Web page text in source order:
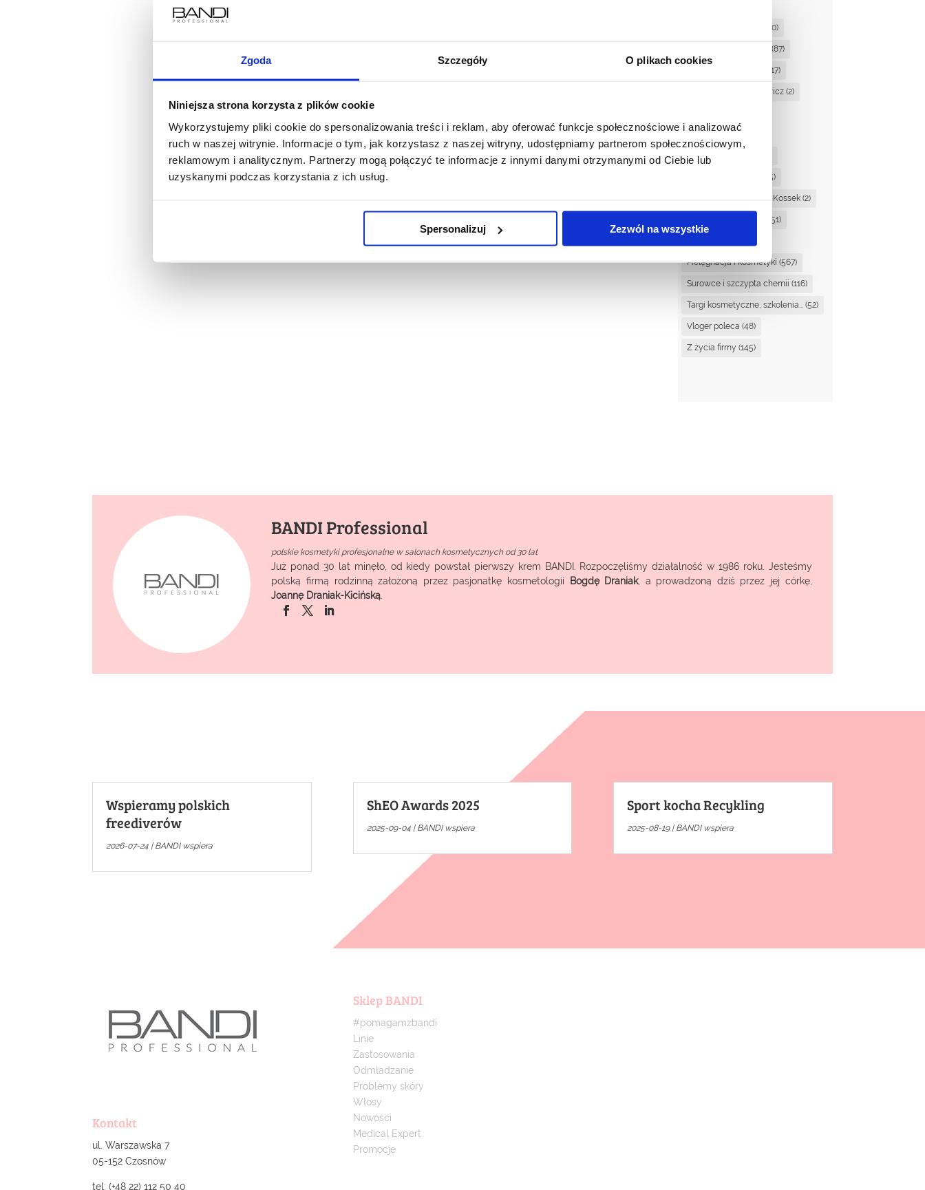
Zgoda Szczegóły O plikach cookies
Niniejsza strona korzysta z plików cookie
Wykorzystujemy pliki cookie do spersonalizowania treści i reklam, aby oferować funkcje społecznościowe i analizować
ruch w naszej witrynie. Informacje o tym, jak korzystasz z naszej witryny, udostępniamy partnerom społecznościowym,
reklamowym i analitycznym. Partnerzy mogą połączyć te informacje z innymi danymi otrzymanymi od Ciebie lub
uzyskanymi podczas korzystania z ich usług.
Spersonalizuj Zezwól na wszystkie
(10)
(87)
(17)
Magdalena Kaczanowicz (2)
Martyna Stasiewicz
(25)
Monika Orzechowska-Kossek (2)
(51)
Pielęgnacja i kosmetyki (567)
Surowce i szczypta chemii (116)
Targi kosmetyczne, szkolenia... (52)
Vloger poleca (48)
Z życia firmy (145)
BANDI Professional
polskie kosmetyki profesjonalne w salonach kosmetycznych od 30 lat
Już ponad 30 lat minęło, od kiedy powstał pierwszy krem BANDI. Rozpoczęliśmy działalność w 1986 roku. Jesteśmy
polską firmą rodzinną założoną przez pasjonatkę kosmetologii
Bogdę Draniak, a prowadzoną dziś przez jej córkę,
Joannę Draniak-Kicińską
Wspieramy polskich
freediverów
2026-07-24 | BANDI wspiera
ShEO Awards 2025
2025-09-04| BANDI wspiera
Sport kocha Recykling
2025-08-19| BANDI wspiera
Kontakt
ul. Warszawska 7
05-152 Czosnów
tel: (+48 22) 112 50 40
Sklep BANDI
#pomagamzbandi
Linie
Zastosowania
Odmładzanie
Problemy skóry
Włosy
Nowości
Medical Expert
Promocje